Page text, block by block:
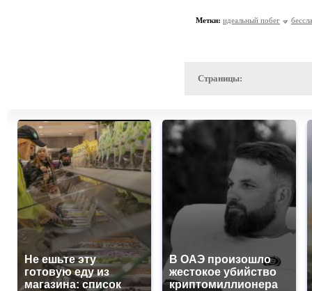
Метки: идеальный побег
Страницы:
Не ешьте эту
готовую еду из
магазина: список
В ОАЭ произошло
жестокое убийство
криптомиллионера